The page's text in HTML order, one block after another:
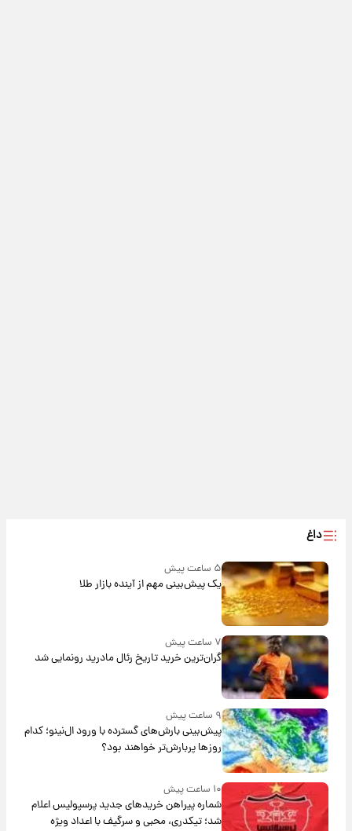
داغ
۵ ساعت پیش
یک پیش‌بینی مهم از آینده بازار طلا
۷ ساعت پیش
گران‌ترین خرید تاریخ رئال مادرید رونمایی شد
۹ ساعت پیش
پیش‌بینی بارش‌های گسترده با ورود ال‌نینو؛ کدام
روزها پربارش‌تر خواهند بود؟
۱۰ ساعت پیش
شماره پیراهن خریدهای جدید پرسپولیس اعلام
شد؛ تیکدری، محبی و سرگیف با اعداد ویژه